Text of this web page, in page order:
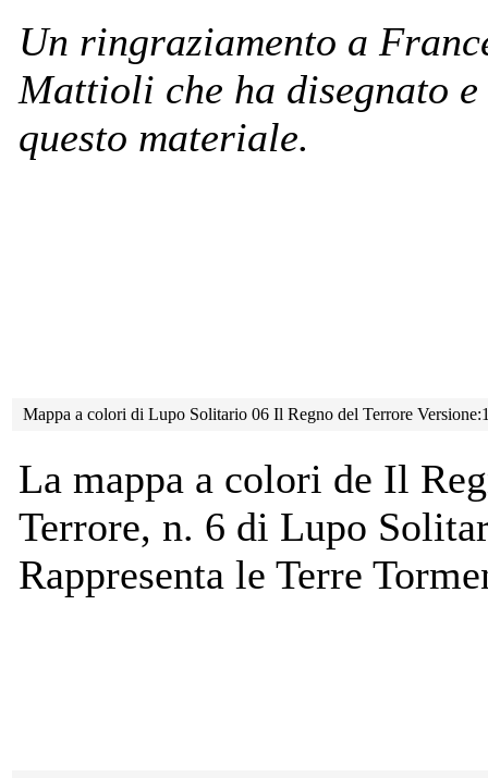
Un ringraziamento a
Mattioli che ha disegnato
questo materiale.
Mappa a colori di Lupo Solitario 06 Il Regno del Terrore
La mappa a colori de Il
Terrore, n. 6 di Lupo
Rappresenta le Terre